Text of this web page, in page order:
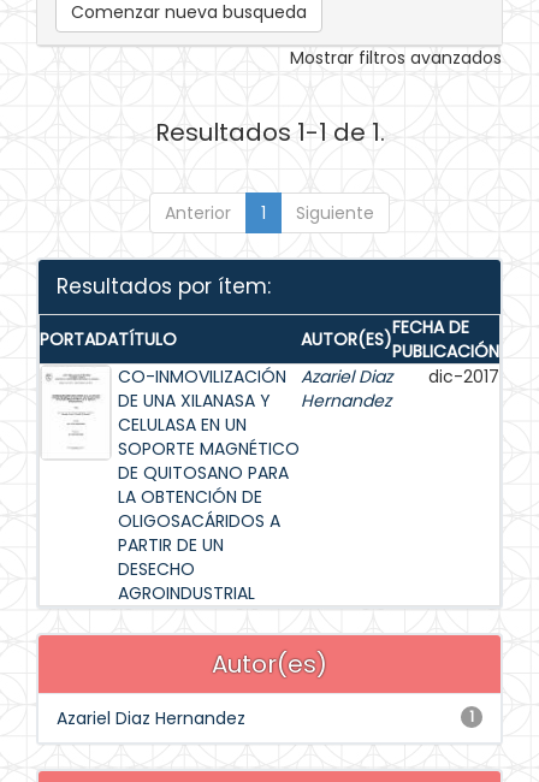
Comenzar nueva busqueda
Mostrar filtros avanzados
Resultados 1-1 de 1.
Anterior 1 Siguiente
Resultados por ítem:
PORTADATÍTULO AUTOR(ES)FECHA DE
PUBLICACIÓN
CO-INMOVILIZACIÓN
DE UNA XILANASA Y
CELULASA EN UN
SOPORTE MAGNÉTICO
DE QUITOSANO PARA
LA OBTENCIÓN DE
OLIGOSACÁRIDOS A
PARTIR DE UN
DESECHO
AGROINDUSTRIAL
Azariel Diaz
Hernandez
dic-2017
Autor(es)
1
Azariel Diaz Hernandez